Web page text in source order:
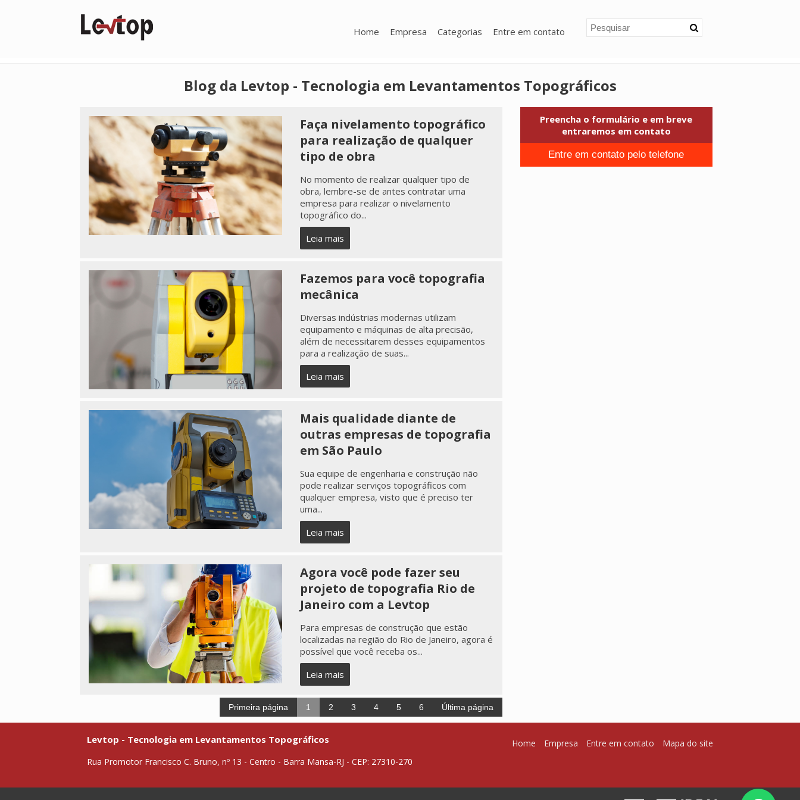
Home Empresa Categorias Entre em contato
Blog da Levtop - Tecnologia em Levantamentos Topográficos
Faça nivelamento topográfico
para realização de qualquer
tipo de obra
No momento de realizar qualquer tipo de
obra, lembre-se de antes contratar uma
empresa para realizar o nivelamento
topográfico do...
Leia mais
Fazemos para você topografia
mecânica
Diversas indústrias modernas utilizam
equipamento e máquinas de alta precisão,
além de necessitarem desses equipamentos
para a realização de suas...
Leia mais
Mais qualidade diante de
outras empresas de topografia
em São Paulo
Sua equipe de engenharia e construção não
pode realizar serviços topográficos com
qualquer empresa, visto que é preciso ter
uma...
Leia mais
Agora você pode fazer seu
projeto de topografia Rio de
Janeiro com a Levtop
Para empresas de construção que estão
localizadas na região do Rio de Janeiro, agora é
possível que você receba os...
Leia mais
Primeira página 1 2 3 4 5 6 Última página
Preencha o formulário e em breve
entraremos em contato
Entre em contato pelo telefone
Levtop - Tecnologia em Levantamentos Topográficos
Rua Promotor Francisco C. Bruno, nº 13 - Centro - Barra Mansa-RJ - CEP: 27310-270
Home Empresa Entre em contato Mapa do site